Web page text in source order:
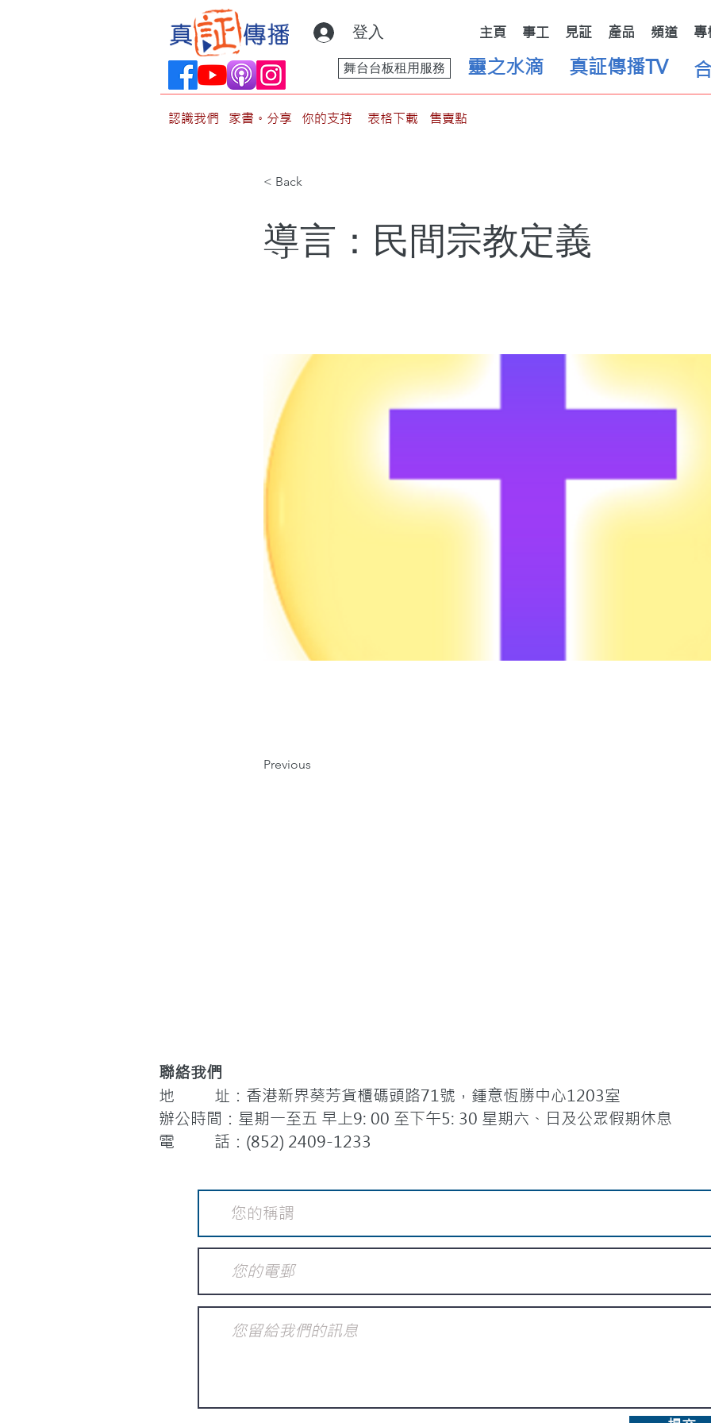
登入 主頁 事工 見証 產品 頻道 專
靈之水滴
舞台台板租用服務 真証傳播TV
認識我們 家書。分享 你的支持 表格下載 售賣點
< Back
導言：民間宗教定義
Previous
聯絡我們
地 址：香港新界葵芳貨櫃碼頭路71號，鍾意恆勝中心1203室
辦公時間：星期一至五 早上9: 00 至下午5: 30 星期六、日及公眾假期休息
電 話：(852) 2409-1233